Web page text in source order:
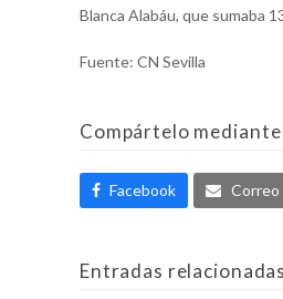
Blanca Alabáu, que sumaba
Fuente: CN Sevilla
Compártelo mediante
Facebook
Entradas relacionadas